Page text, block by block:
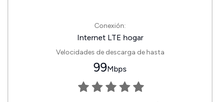
Conexión:
Internet LTE hogar
Velocidades de descarga de hasta
99Mbps